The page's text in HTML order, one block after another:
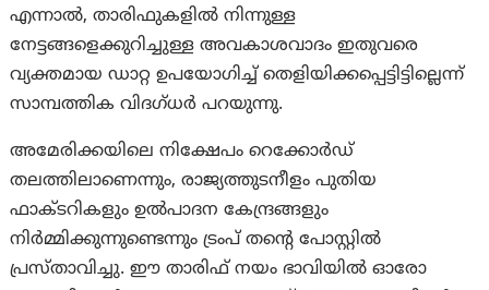
എന്നാല്‍, താരിഫുകളിൽ നിന്നുള്ള
നേട്ടങ്ങളെക്കുറിച്ചുള്ള അവകാശവാദം ഇതുവരെ
വ്യക്തമായ ഡാറ്റ ഉപയോഗിച്ച് തെളിയിക്കപ്പെട്ടിട്ടില്ലെന്ന്
സാമ്പത്തിക വിദഗ്ധർ പറയുന്നു.
അമേരിക്കയിലെ നിക്ഷേപം റെക്കോർഡ്
തലത്തിലാണെന്നും, രാജ്യത്തുടനീളം പുതിയ
ഫാക്ടറികളും ഉൽ‌പാദന കേന്ദ്രങ്ങളും
നിർമ്മിക്കുന്നുണ്ടെന്നും ട്രംപ് തന്റെ പോസ്റ്റിൽ
പ്രസ്താവിച്ചു. ഈ താരിഫ് നയം ഭാവിയിൽ ഓരോ